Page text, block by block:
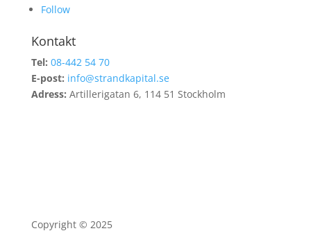
Follow
Kontakt
Tel: 08-442 54 70
E-post: info@strandkapital.se
Adress: Artillerigatan 6, 114 51 Stockholm
Copyright © 2025